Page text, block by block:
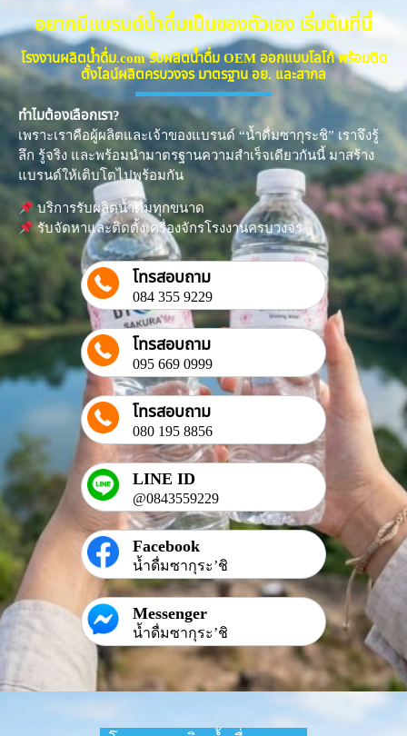
อยากมีแบรนด์น้ำดื่มเป็นของตัวเอง เริ่มต้นที่นี่
โรงงานผลิตน้ำดื่ม.com รับผลิตน้ำดื่ม OEM ออกแบบโลโก้ พร้อมติด
ตั้งไลน์ผลิตครบวงจร มาตรฐาน อย. และสากล
ทำไมต้องเลือกเรา?
เพราะเราคือผู้ผลิตและเจ้าของแบรนด์ “น้ำดื่มซากุระชิ” เราจึงรู้
ลึก รู้จริง และพร้อมนำมาตรฐานความสำเร็จเดียวกันนี้ มาสร้าง
แบรนด์ให้เติบโตไปพร้อมกัน
บริการรับผลิตน้ำดื่มทุกขนาด
รับจัดหาและติดตั้งเครื่องจักรโรงงานครบวงจร
โทรสอบถาม
084 355 9229
โทรสอบถาม
095 669 0999
โทรสอบถาม
080 195 8856
LINE ID
@0843559229
Facebook
น้ำดื่มซากุระ’ชิ
Messenger
น้ำดื่มซากุระ’ชิ